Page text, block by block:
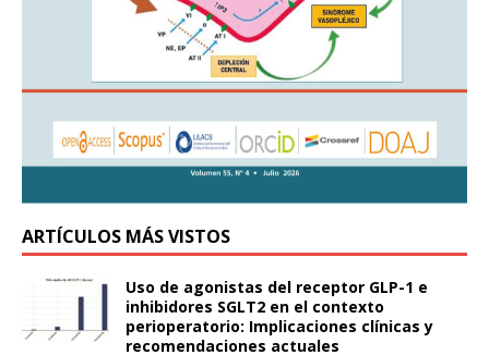
ARTÍCULOS MÁS VISTOS
Uso de agonistas del receptor GLP-1 e
inhibidores SGLT2 en el contexto
perioperatorio: Implicaciones clínicas y
recomendaciones actuales